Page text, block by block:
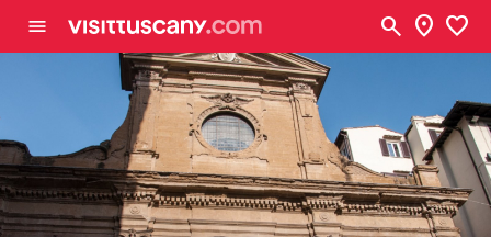
menu search location_on favorite